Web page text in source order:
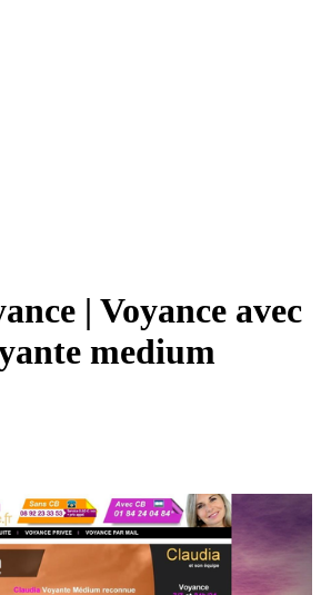
| Voyance avec
medium